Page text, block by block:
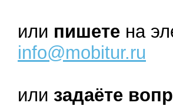
или пишете на
info@mobitur.ru
или задаёте